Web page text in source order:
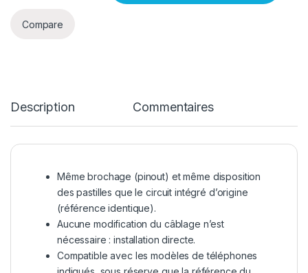
Compare
Description Commentaires
Même brochage (pinout) et même disposition
des pastilles que le circuit intégré d’origine
(référence identique).
Aucune modification du câblage n’est
nécessaire : installation directe.
Compatible avec les modèles de téléphones